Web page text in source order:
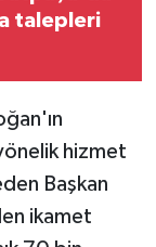
talepleri
hizmet
Başkan
ikamet